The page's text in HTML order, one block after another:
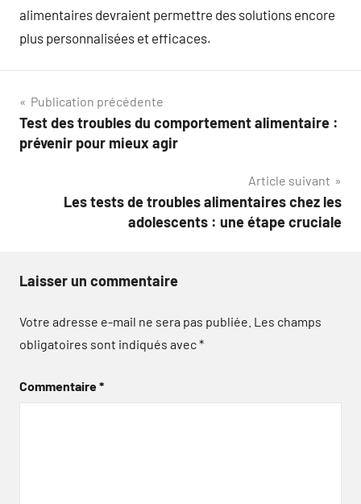
alimentaires devraient permettre des solutions encore
plus personnalisées et efficaces.
Navigation
de
Publication précédente
Test des troubles du comportement alimentaire :
prévenir pour mieux agir
Article suivant
Les tests de troubles alimentaires chez les
adolescents : une étape cruciale
Laisser un commentaire
Votre adresse e-mail ne sera pas publiée. Les champs
obligatoires sont indiqués avec*
Commentaire*